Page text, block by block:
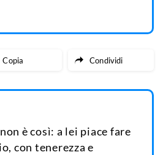
Copia Condividi
è così: a lei piace fare
con tenerezza e